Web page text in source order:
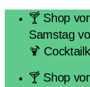
springen
🍸 Shop
Samstag
🍹
🍸 Shop